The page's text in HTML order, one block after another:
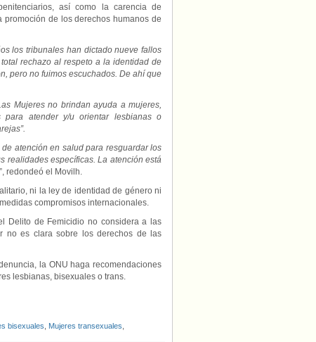
así como la carencia de
promoción de los derechos humanos de
los tribunales han dictado nueve fallos
rechazo al respeto a la identidad de
pero no fuimos escuchados. De ahí que
Mujeres no brindan ayuda a mujeres,
para atender y/u orientar lesbianas o
atención en salud para resguardar los
realidades específicas. La atención está
”, redondeó el Movilh.
ni la ley de identidad de género ni
compromisos internacionales.
Delito de Femicidio no considera a las
no es clara sobre los derechos de las
la ONU haga recomendaciones
lesbianas, bisexuales o trans.
bisexuales Mujeres transexuales